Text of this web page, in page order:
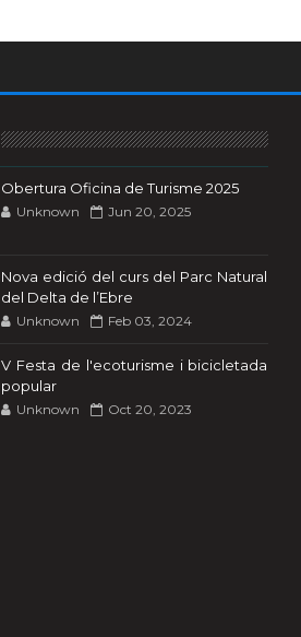
Obertura Oficina de Turisme 2025
Unknown Jun 20, 2025
Nova edició del curs del Parc Natural
del Delta de l’Ebre
Unknown Feb 03, 2024
V Festa de l'ecoturisme i bicicletada
popular
Unknown Oct 20, 2023